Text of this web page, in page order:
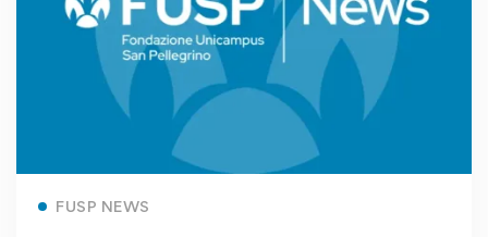
FUSP NEWS